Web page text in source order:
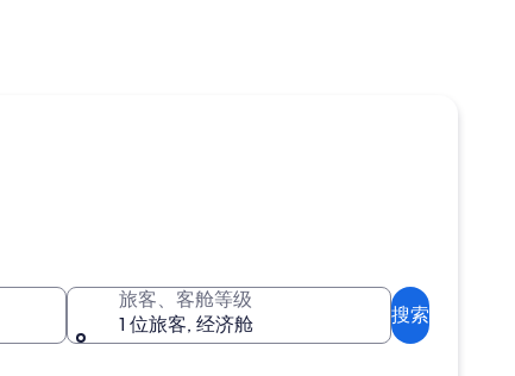
旅客、客舱等级
1 位旅客, 经济舱
搜索